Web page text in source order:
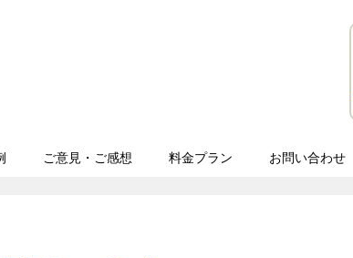
ご意見・ご感想 料金プラン お問い合わせ